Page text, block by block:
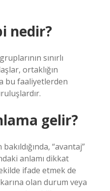
nedir?
sınırlı
ortaklığın
bu faaliyetlerden
gelir?
“avantaj”
anlamı dikkat
ifade etmek de
olan durum veya